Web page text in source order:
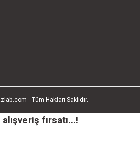
- Tüm Hakları Saklıdır.
fırsatı...!